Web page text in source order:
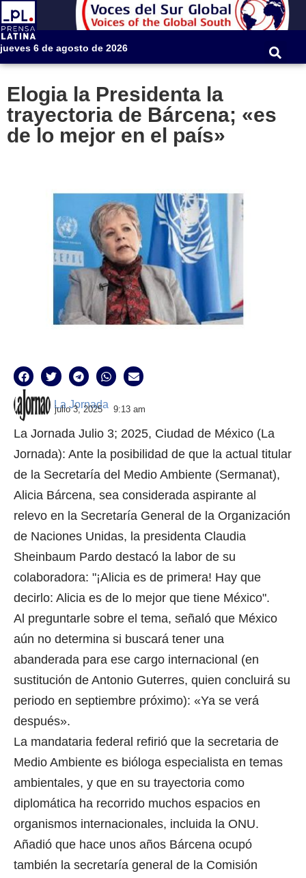
jueves 6 de agosto de 2026
Elogia la Presidenta la
trayectoria de Bárcena; «es
de lo mejor en el país»
La Jornada
julio 3, 2025 9:13 am
La Jornada Julio 3; 2025, Ciudad de México (La
Jornada): Ante la posibilidad de que la actual titular
de la Secretaría del Medio Ambiente (Sermanat),
Alicia Bárcena, sea considerada aspirante al
relevo en la Secretaría General de la Organización
de Naciones Unidas, la presidenta Claudia
Sheinbaum Pardo destacó la labor de su
colaboradora: "¡Alicia es de primera! Hay que
decirlo: Alicia es de lo mejor que tiene México".
Al preguntarle sobre el tema, señaló que México
aún no determina si buscará tener una
abanderada para ese cargo internacional (en
sustitución de Antonio Guterres, quien concluirá su
periodo en septiembre próximo): «Ya se verá
después».
La mandataria federal refirió que la secretaria de
Medio Ambiente es bióloga especialista en temas
ambientales, y que en su trayectoria como
diplomática ha recorrido muchos espacios en
organismos internacionales, incluida la ONU.
Añadió que hace unos años Bárcena ocupó
también la secretaría general de la Comisión